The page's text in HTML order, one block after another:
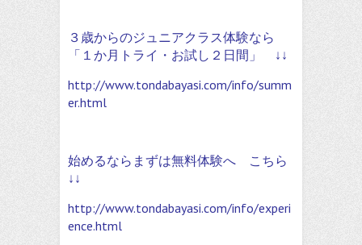
３歳からのジュニアクラス体験なら
「１か月トライ・お試し２日間」 ↓↓
http://www.tondabayasi.com/info/summ
er.html
始めるならまずは無料体験へ こちら
↓↓
http://www.tondabayasi.com/info/experi
ence.html